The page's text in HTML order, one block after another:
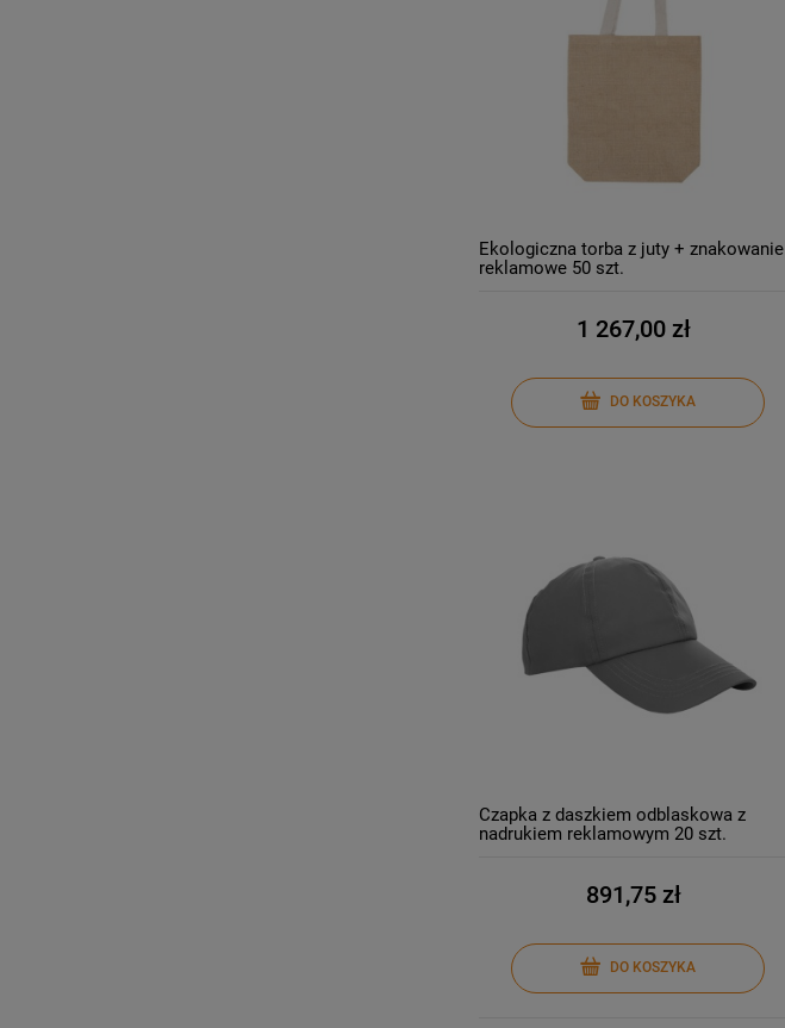
Ekologiczna torba z juty + znakowanie
reklamowe 50 szt.
1 267,00 zł
DO KOSZYKA
Czapka z daszkiem odblaskowa z
nadrukiem reklamowym 20 szt.
891,75 zł
DO KOSZYKA